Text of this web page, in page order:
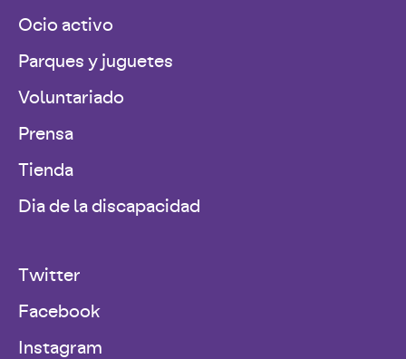
Ocio activo
Parques y juguetes
Voluntariado
Prensa
Tienda
Dia de la discapacidad
Twitter
Facebook
Instagram